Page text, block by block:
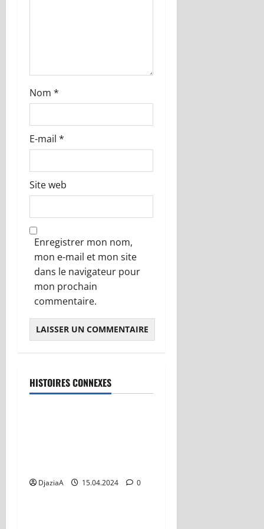
i
c
l
e
Nom *
E-mail *
Site web
Enregistrer mon nom,
mon e-mail et mon site
dans le navigateur pour
mon prochain
commentaire.
HISTOIRES CONNEXES
Avignon 2022
DjaziaA 15.04.2024 0
Avignon 2022